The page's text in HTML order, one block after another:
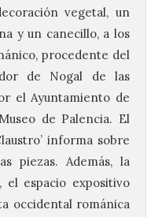
vegetal, un
y un canecillo, a los
procedente del
de Nogal de las
el Ayuntamiento de
de Palencia. El
informa sobre
piezas. Además, la
el espacio expositivo
occidental románica